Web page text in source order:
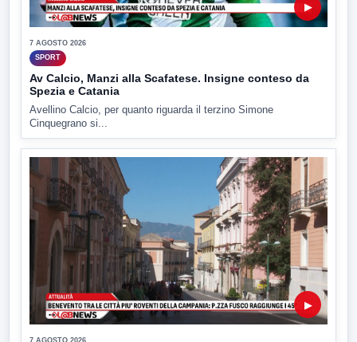
▶
7 AGOSTO 2026
SPORT
Av Calcio, Manzi alla Scafatese. Insigne conteso da
Spezia e Catania
Avellino Calcio, per quanto riguarda il terzino Simone
Cinquegrano si...
▶